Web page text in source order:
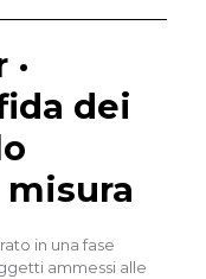
dei
in una fase
ammessi alle